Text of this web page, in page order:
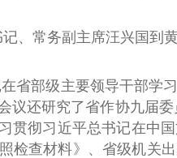
、常务副主席汪兴国到
省部级主要领导干部学
议还研究了省作协九届
贯彻习近平总书记在中
检查材料》 、 省级机关